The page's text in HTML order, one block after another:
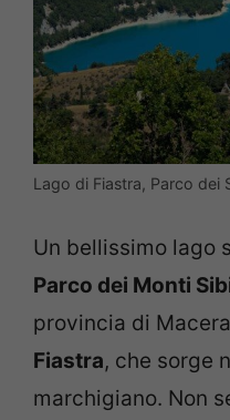
Lago di Fiastra, Parco dei
Un bellissimo lago
Parco dei Monti
provincia di
Fiastra, che sorge
marchigiano. Non